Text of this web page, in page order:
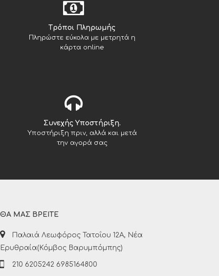
Tρόποι Πληρωμής
Πληρώστε εύκολα με μετρητά η
κάρτα online
Συνεχής Υποστήριξη.
Υποστήριξη πριν, αλλά και μετά
την αγορά σας
ΘΑ ΜΑΣ ΒΡΕΙΤΕ
Παλαιά Λεωφόρος Τατοΐου 12Α, Νέα
Ερυθραία(Κόμβος Βαρυμπόμπης)
210 6205242 6985164800